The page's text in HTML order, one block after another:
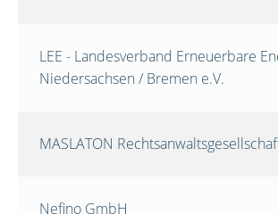
LEE - Landesverband Erneuerbare
Niedersachsen / Bremen e.V.
MASLATON
Nefino GmbH